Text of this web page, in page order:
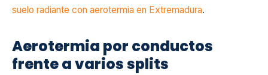
suelo radiante con aerotermia en Extremadura.
Aerotermia por conductos
frente a varios splits